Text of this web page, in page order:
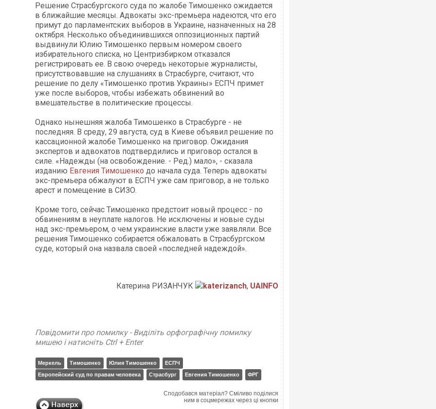
Решение Страсбургского суда по жалобе Тимошенко ожидается
в ближайшие месяцы. Адвокаты экс-премьера надеются, что его
примут до парламентских выборов в Украине, назначенных на 28
октября. Несколько объединившихся оппозиционных партий
выдвинули Юлию Тимошенко первым номером своего
избирательного списка, но Центризбирком отказался
регистрировать ее. В свою очередь некоторые журналисты,
присутствовавшие на слушаниях в Страсбурге, считают, что
решение по делу «Тимошенко против Украины» ЕСПЧ примет
уже после выборов, чтобы избежать обвинений во
вмешательстве в политические процессы.
Однако нынешняя жалоба Тимошенко в Страсбурге - не
последняя. В среду, 29 августа, суд в Киеве объявил решение по
кассационной жалобе Тимошенко на приговор. Ожидания
экспертов и адвокатов подтвердились и приговор остался в
силе. «Надежды (на освобождение. - Ред.) мало», - сказала
изданию Евгения Тимошенко до начала суда. Теперь адвокаты
экс-премьера обжалуют в ЕСПЧ уже сам приговор, а не только
арест и помещение в СИЗО.
Кроме того, сейчас Тимошенко предстоит новый процесс - по
обвинениям в неуплате налогов. Не исключены и новые суды
над экс-премьером, о чем украинские власти уже заявляли. Все
решения Тимошенко собирается обжаловать в Страсбургском
суде, который она назвала своей «последней надеждой».
Катерина РИЗАНЧУК katerizanch, UAINFO
Повідомити про помилку - Виділіть орфографічну помилку
мишею і натисніть Ctrl + Enter
Меркель Тимошенко Юлия Тимошенко
ЕСПЧ
Европейский суд по правам человека
Страсбург Евгения Тимошенко ФРГ
Сподобався матеріал? Сміливо поділися
ним в соцмережах через ці кнопки